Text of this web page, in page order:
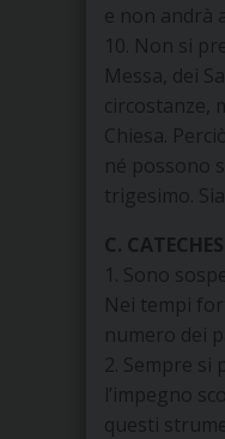
e non andrà
10. Non si
Messa, dei
circostanze,
Chiesa.
né possono
trigesimo.
C.
1. Sono
Nei tempi
numero dei
2. Sempre si
l’impegno
questi